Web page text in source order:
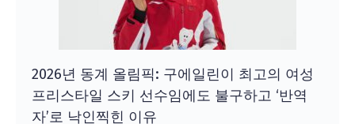
2026년 동계 올림픽: 구에일린이 최고의 여성
프리스타일 스키 선수임에도 불구하고 ‘반역
자’로 낙인찍힌 이유